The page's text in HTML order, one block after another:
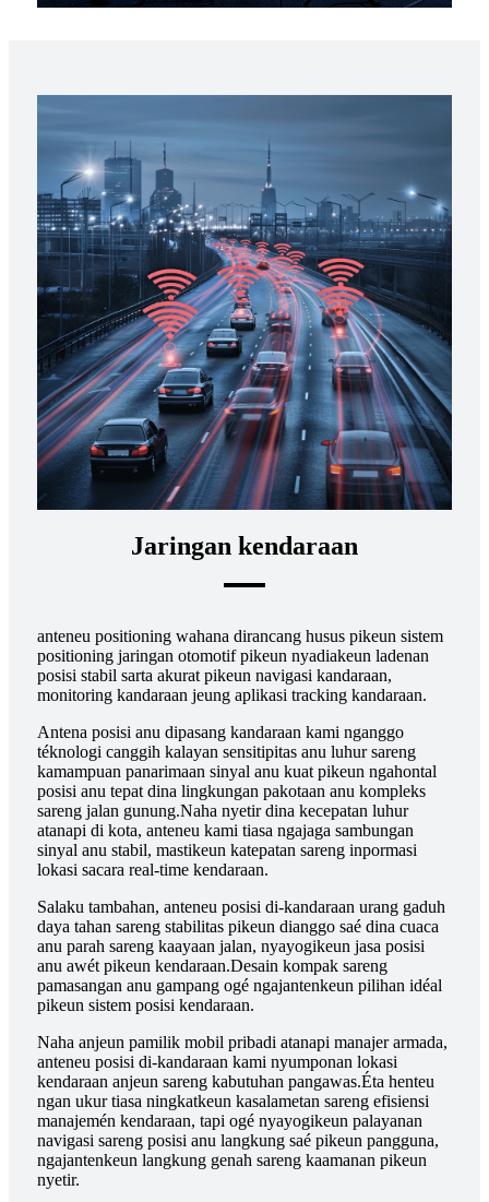
Jaringan kendaraan
anteneu positioning wahana dirancang husus pikeun sistem
positioning jaringan otomotif pikeun nyadiakeun ladenan
posisi stabil sarta akurat pikeun navigasi kandaraan,
monitoring kandaraan jeung aplikasi tracking kandaraan.
Antena posisi anu dipasang kandaraan kami nganggo
téknologi canggih kalayan sensitipitas anu luhur sareng
kamampuan panarimaan sinyal anu kuat pikeun ngahontal
posisi anu tepat dina lingkungan pakotaan anu kompleks
sareng jalan gunung.Naha nyetir dina kecepatan luhur
atanapi di kota, anteneu kami tiasa ngajaga sambungan
sinyal anu stabil, mastikeun katepatan sareng inpormasi
lokasi sacara real-time kendaraan.
Salaku tambahan, anteneu posisi di-kandaraan urang gaduh
daya tahan sareng stabilitas pikeun dianggo saé dina cuaca
anu parah sareng kaayaan jalan, nyayogikeun jasa posisi
anu awét pikeun kendaraan.Desain kompak sareng
pamasangan anu gampang ogé ngajantenkeun pilihan idéal
pikeun sistem posisi kendaraan.
Naha anjeun pamilik mobil pribadi atanapi manajer armada,
anteneu posisi di-kandaraan kami nyumponan lokasi
kendaraan anjeun sareng kabutuhan pangawas.Éta henteu
ngan ukur tiasa ningkatkeun kasalametan sareng efisiensi
manajemén kendaraan, tapi ogé nyayogikeun palayanan
navigasi sareng posisi anu langkung saé pikeun pangguna,
ngajantenkeun langkung genah sareng kaamanan pikeun
nyetir.